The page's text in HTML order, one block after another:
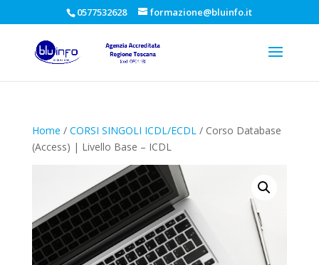
0577532628 formazione@bluinfo.it
Home / CORSI SINGOLI ICDL/ECDL / Corso Database
(Access) | Livello Base – ICDL